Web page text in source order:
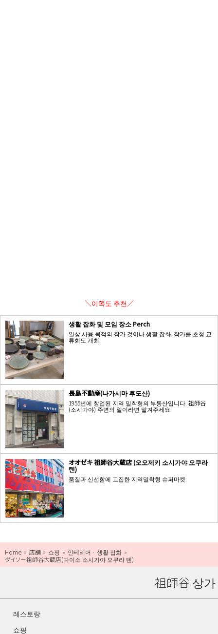
＼이쪽도 추천／
생활 잡화 및 모임 장소 Perch
일상 사용 목적의 작가 것이나 생활 잡화. 작가를 초청 교
류회도 개최.
長島不動産(나가시마 후도산)
1955년에 창업된 지역 밀착형의 부동산입니다. 祖師谷
(소시가야) 주변의 일이라면 맡겨주세요!
オオゼキ 祖師谷大蔵店 (오오제키 소시가야 오쿠라
텐)
품질과 신선함에 고집한 지역밀착형 슈퍼마켓.
Home 店舗 쇼핑
인테리어 · 생활 잡화
ダイソー祖師谷大蔵店(다이소 소시가야 오쿠라 텐)
祖師谷 상가
레스토랑
쇼핑